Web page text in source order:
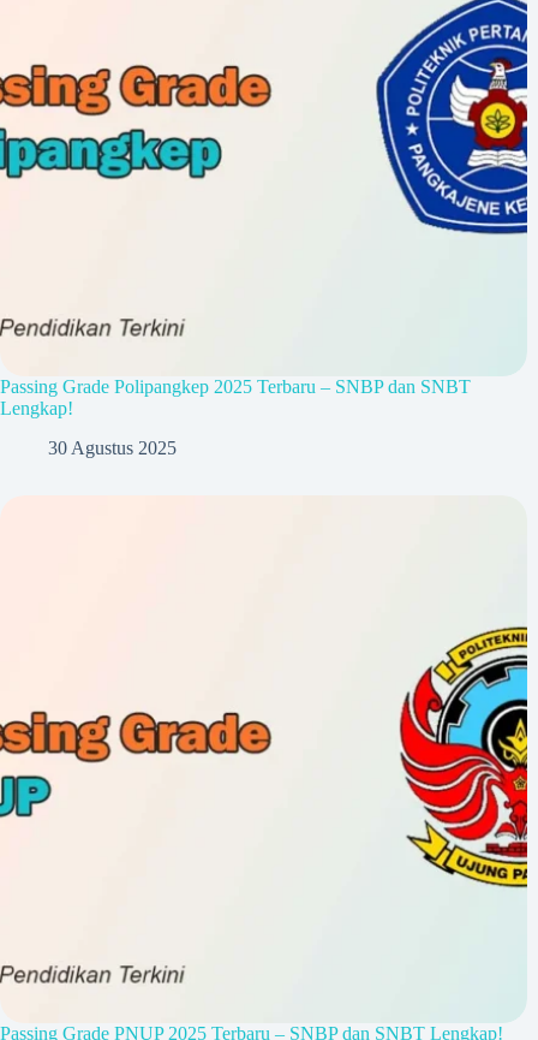
Passing Grade Polipangkep 2025 Terbaru – SNBP dan SNBT
Lengkap!
30 Agustus 2025
Passing Grade PNUP 2025 Terbaru – SNBP dan SNBT Lengkap!